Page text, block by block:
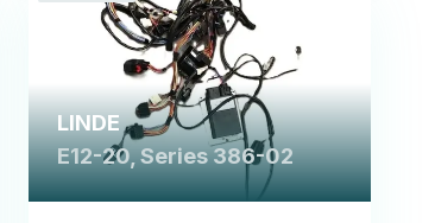
LINDE
E12-20, Series 386-02